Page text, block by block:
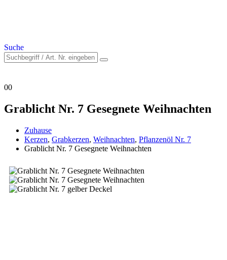
Suche
00
Grablicht Nr. 7 Gesegnete Weihnachten
Zuhause
Kerzen, Grabkerzen, Weihnachten, Pflanzenöl Nr. 7
Grablicht Nr. 7 Gesegnete Weihnachten